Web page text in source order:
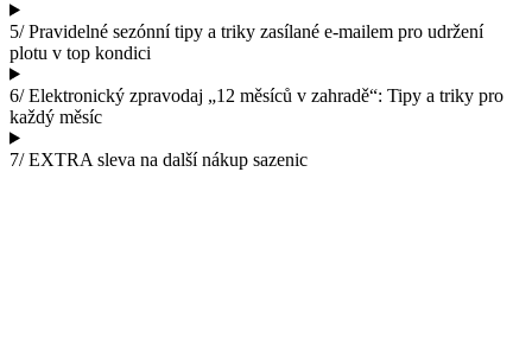
5/ Pravidelné sezónní tipy a triky zasílané e-mailem pro udržení
plotu v top kondici
6/ Elektronický zpravodaj „12 měsíců v zahradě“: Tipy a triky pro
každý měsíc
7/ EXTRA sleva na další nákup sazenic